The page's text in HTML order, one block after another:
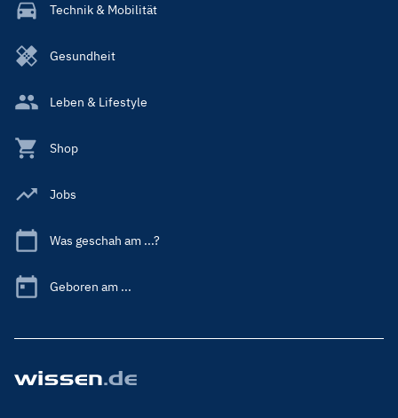
Technik & Mobilität
Gesundheit
Leben & Lifestyle
Shop
Jobs
Was geschah am ...?
Geboren am ...